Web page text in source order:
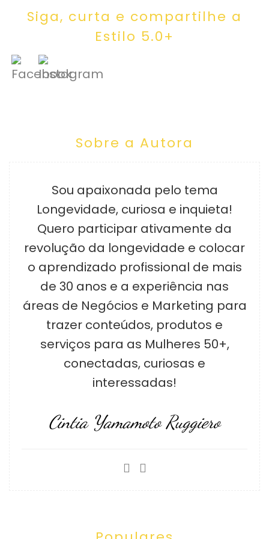
Siga, curta e compartilhe a
Estilo 5.0+
Sobre a Autora
Sou apaixonada pelo tema
Longevidade, curiosa e inquieta!
Quero participar ativamente da
revolução da longevidade e colocar
o aprendizado profissional de mais
de 30 anos e a experiência nas
áreas de Negócios e Marketing para
trazer conteúdos, produtos e
serviços para as Mulheres 50+,
conectadas, curiosas e
interessadas!
Cintia Yamamoto Ruggiero